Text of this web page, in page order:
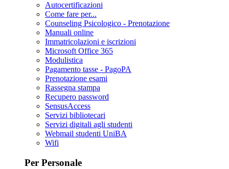
Autocertificazioni
Come fare per...
Counseling Psicologico - Prenotazione
Manuali online
Immatricolazioni e iscrizioni
Microsoft Office 365
Modulistica
Pagamento tasse - PagoPA
Prenotazione esami
Rassegna stampa
Recupero password
SensusAccess
Servizi bibliotecari
Servizi digitali agli studenti
Webmail studenti UniBA
Wifi
Per Personale